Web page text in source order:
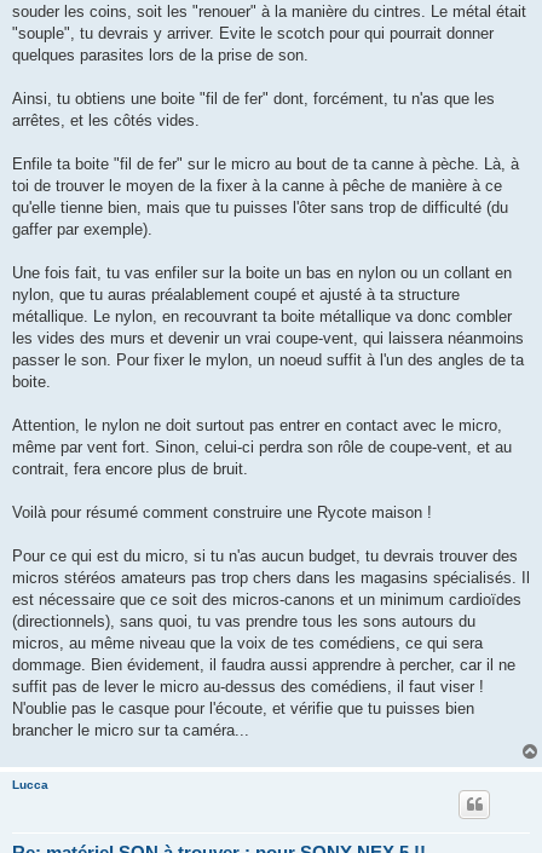
souder les coins, soit les "renouer" à la manière du cintres. Le métal était
"souple", tu devrais y arriver. Evite le scotch pour qui pourrait donner
quelques parasites lors de la prise de son.
Ainsi, tu obtiens une boite "fil de fer" dont, forcément, tu n'as que les
arrêtes, et les côtés vides.
Enfile ta boite "fil de fer" sur le micro au bout de ta canne à pèche. Là, à
toi de trouver le moyen de la fixer à la canne à pêche de manière à ce
qu'elle tienne bien, mais que tu puisses l'ôter sans trop de difficulté (du
gaffer par exemple).
Une fois fait, tu vas enfiler sur la boite un bas en nylon ou un collant en
nylon, que tu auras préalablement coupé et ajusté à ta structure
métallique. Le nylon, en recouvrant ta boite métallique va donc combler
les vides des murs et devenir un vrai coupe-vent, qui laissera néanmoins
passer le son. Pour fixer le mylon, un noeud suffit à l'un des angles de ta
boite.
Attention, le nylon ne doit surtout pas entrer en contact avec le micro,
même par vent fort. Sinon, celui-ci perdra son rôle de coupe-vent, et au
contrait, fera encore plus de bruit.
Voilà pour résumé comment construire une Rycote maison !
Pour ce qui est du micro, si tu n'as aucun budget, tu devrais trouver des
micros stéréos amateurs pas trop chers dans les magasins spécialisés. Il
est nécessaire que ce soit des micros-canons et un minimum cardioïdes
(directionnels), sans quoi, tu vas prendre tous les sons autours du
micros, au même niveau que la voix de tes comédiens, ce qui sera
dommage. Bien évidement, il faudra aussi apprendre à percher, car il ne
suffit pas de lever le micro au-dessus des comédiens, il faut viser !
N'oublie pas le casque pour l'écoute, et vérifie que tu puisses bien
brancher le micro sur ta caméra...
Lucca